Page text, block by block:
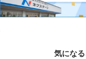
気にな